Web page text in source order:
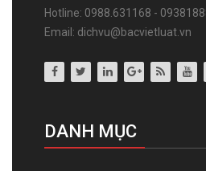
Hotline: 0988.631168 -
Email: dichvu@bacvietluat.vn
DANH MỤC